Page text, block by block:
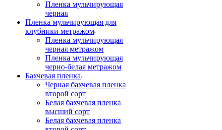
Пленка мульчирующая
черная
Пленка мульчирующая для
клубники метражом
Пленка мульчирующая
черная метражом
Пленка мульчирующая
черно-белая метражом
Бахчевая пленка
Черная бахчевая пленка
второй сорт
Белая бахчевая пленка
высший сорт
Белая бахчевая пленка